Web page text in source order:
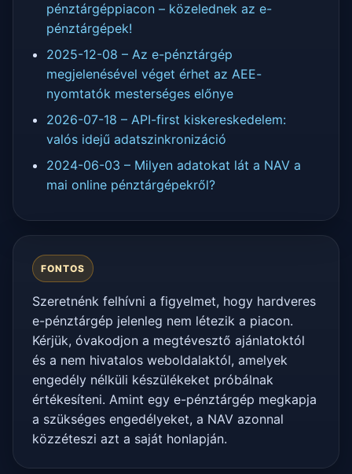
pénztárgéppiacon – közelednek az e-
pénztárgépek!
2025-12-08 – Az e-pénztárgép
megjelenésével véget érhet az AEE-
nyomtatók mesterséges előnye
2026-07-18 – API-first kiskereskedelem:
valós idejű adatszinkronizáció
2024-06-03 – Milyen adatokat lát a NAV a
mai online pénztárgépekről?
FONTOS
Szeretnénk felhívni a figyelmet, hogy hardveres
e-pénztárgép jelenleg nem létezik a piacon.
Kérjük, óvakodjon a megtévesztő ajánlatoktól
és a nem hivatalos weboldalaktól, amelyek
engedély nélküli készülékeket próbálnak
értékesíteni. Amint egy e-pénztárgép megkapja
a szükséges engedélyeket, a NAV azonnal
közzéteszi azt a saját honlapján.